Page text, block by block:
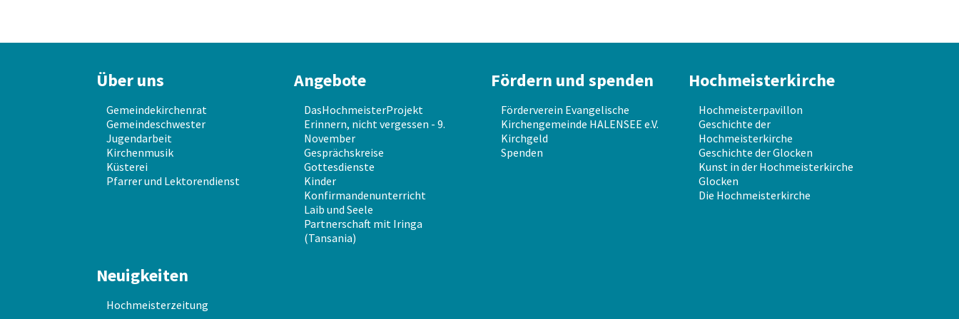
Über uns
Gemeindekirchenrat
Gemeindeschwester
Jugendarbeit
Kirchenmusik
Küsterei
Pfarrer und Lektorendienst
Angebote
DasHochmeisterProjekt
Erinnern, nicht vergessen - 9.
November
Gesprächskreise
Gottesdienste
Kinder
Konfirmandenunterricht
Laib und Seele
Partnerschaft mit Iringa
(Tansania)
Fördern und spenden
Förderverein Evangelische
Kirchengemeinde HALENSEE e.V.
Kirchgeld
Spenden
Hochmeisterkirche
Hochmeisterpavillon
Geschichte der
Hochmeisterkirche
Geschichte der Glocken
Kunst in der Hochmeisterkirche
Glocken
Die Hochmeisterkirche
Neuigkeiten
Hochmeisterzeitung